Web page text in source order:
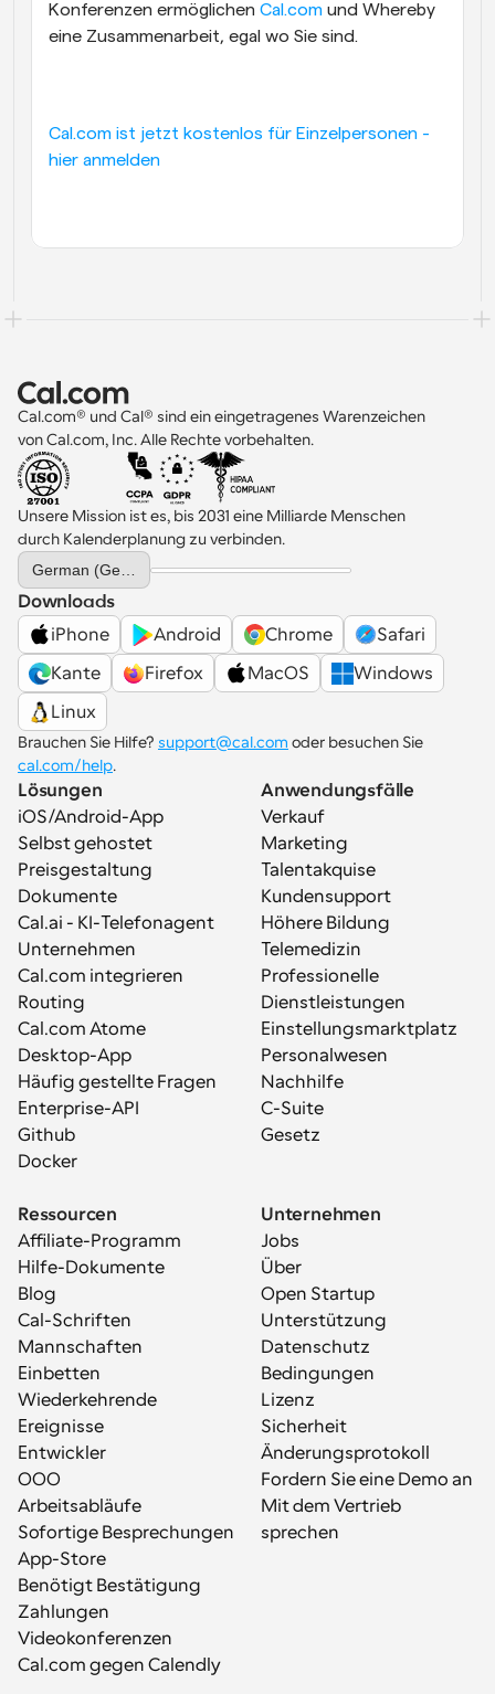
Konferenzen ermöglichen Cal.com und Whereby
eine Zusammenarbeit, egal wo Sie sind.
Cal.com ist jetzt kostenlos für Einzelpersonen -
hier anmelden
Cal.com® und Cal® sind ein eingetragenes Warenzeichen
von Cal.com, Inc. Alle Rechte vorbehalten.
Unsere Mission ist es, bis 2031 eine Milliarde Menschen
durch Kalenderplanung zu verbinden.
Select Language
Downloads
iPhone
Android Chrome
Safari
Kante
Firefox MacOS
Windows
Linux
Brauchen Sie Hilfe? support@cal.com
cal.com/help.
Lösungen
iOS/Android-App
Selbst gehostet
Preisgestaltung
Dokumente
Cal.ai - KI-Telefonagent
Unternehmen
Cal.com integrieren
Routing
Cal.com Atome
Desktop-App
Häufig gestellte Fragen
Enterprise-API
Github
Docker
Anwendungsfälle
Verkauf
Marketing
Talentakquise
Kundensupport
Höhere Bildung
Telemedizin
Professionelle
Dienstleistungen
Einstellungsmarktplatz
Personalwesen
Nachhilfe
C-Suite
Gesetz
Ressourcen
Affiliate-Programm
Hilfe-Dokumente
Blog
Cal-Schriften
Mannschaften
Einbetten
Wiederkehrende
Ereignisse
Entwickler
OOO
Arbeitsabläufe
Sofortige Besprechungen
App-Store
Benötigt Bestätigung
Zahlungen
Videokonferenzen
Cal.com gegen Calendly
Unternehmen
Jobs
Über
Open Startup
Unterstützung
Datenschutz
Bedingungen
Lizenz
Sicherheit
Änderungsprotokoll
Fordern Sie eine Demo an
Mit dem Vertrieb
sprechen